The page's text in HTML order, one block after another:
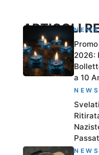
ARTICOLI
2026:
a 10
NEWS
NEWS